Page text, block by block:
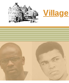
Village